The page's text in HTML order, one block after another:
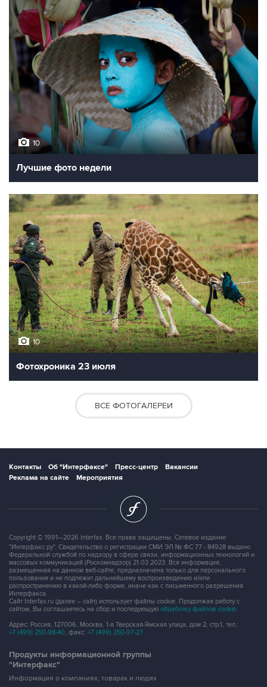
10
Лучшие фото недели
10
Фотохроника 23 июля
ВСЕ ФОТОГАЛЕРЕИ
Контакты Об "Интерфаксе" Пресс-центр
Вакансии
Реклама на сайте
Мероприятия
Copyright © 1991—2026 Interfax. Все права защищены. Сетевое издание
"Интерфакс.ру". Свидетельство о регистрации СМИ ЭЛ № ФС 77 - 84928 выдано
Федеральной службой по надзору в сфере связи, информационных технологий и
массовых коммуникаций (Роскомнадзор) 21.03.2023. Вся информация,
размещенная на данном веб-сайте, предназначена только для персонального
пользования и не подлежит дальнейшему воспроизведению и/или
распространению в какой-либо форме, иначе как с письменного разрешения
Интерфакса.
Сайт Interfax.ru (далее – сайт) использует файлы cookie. Продолжая работу с
сайтом, Вы соглашаетесь на сбор и последующую обработку файлов cookie.
Адрес: Россия, 127006, Москва, 1-я Тверская-Ямская улица, дом 2, стр.1, тел.:
+7 (499) 250-98-40, факс: +7 (499) 250-97-27
Продукты информационной группы
"Интерфакс"
Информация о компаниях, товарах и людях